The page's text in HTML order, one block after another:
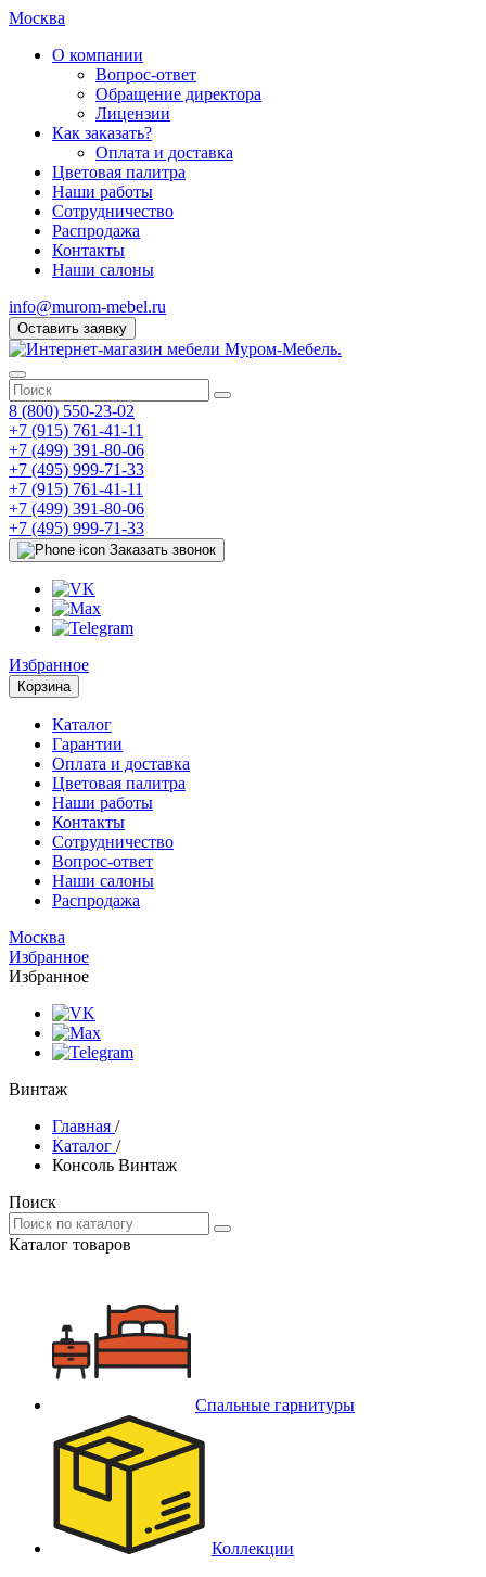
Москва
О компании
Вопрос-ответ
Обращение директора
Лицензии
Как заказать?
Оплата и доставка
Цветовая палитра
Наши работы
Сотрудничество
Распродажа
Контакты
Наши салоны
info@murom-mebel.ru
Оставить заявку
8 (800) 550-23-02
+7 (915) 761-41-11
+7 (499) 391-80-06
+7 (495) 999-71-33
+7 (915) 761-41-11
+7 (499) 391-80-06
+7 (495) 999-71-33
Заказать звонок
Избранное
Корзина
Каталог
Гарантии
Оплата и доставка
Цветовая палитра
Наши работы
Контакты
Сотрудничество
Вопрос-ответ
Наши салоны
Распродажа
Москва
Избранное
Избранное
Винтаж
Главная /
Каталог /
Консоль Винтаж
Поиск
Каталог товаров
Спальные гарнитуры
Коллекции